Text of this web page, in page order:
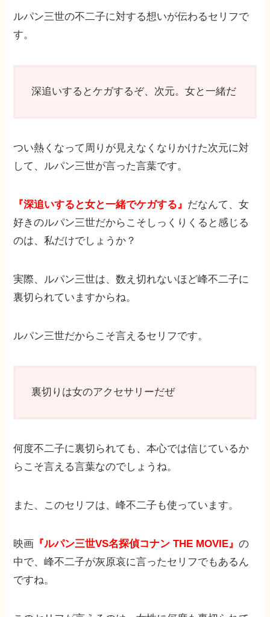
ルパン三世の不二子に対する想いが伝わるセリフで
す。
深追いするとケガするぞ、次元。女と一緒だ
つい熱くなって周りが見えなくなりかけた次元に対
して、ルパン三世が言った言葉です。
『深追いすると女と一緒でケガする』 だなんて、女
好きのルパン三世だからこそしっくりくると感じる
のは、私だけでしょうか？
実際、ルパン三世は、数え切れないほど峰不二子に
裏切られていますからね。
ルパン三世だからこそ言えるセリフです。
裏切りは女のアクセサリーだぜ
何度不二子に裏切られても、本心では信じているか
らこそ言える言葉なのでしょうね。
また、このセリフは、峰不二子も使っています。
映画 『ルパン三世VS名探偵コナン THE MOVIE』の
中で、峰不二子が灰原哀に言ったセリフでもあるん
ですね。